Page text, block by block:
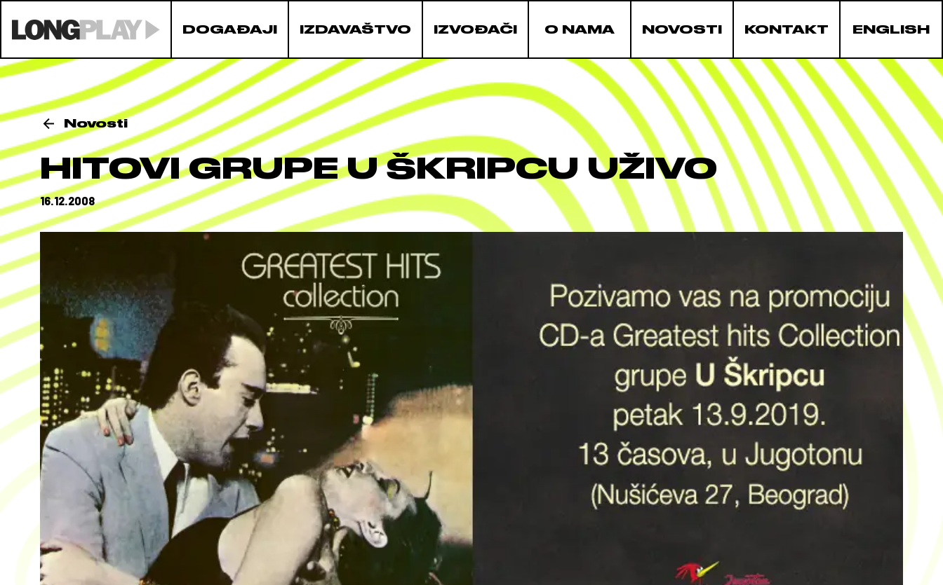
DOGAĐAJI IZDAVAŠTVO IZVOĐAČI O NAMA NOVOSTI KONTAKT ENGLISH
Novosti
HITOVI GRUPE U ŠKRIPCU UŽIVO
16.12.2008